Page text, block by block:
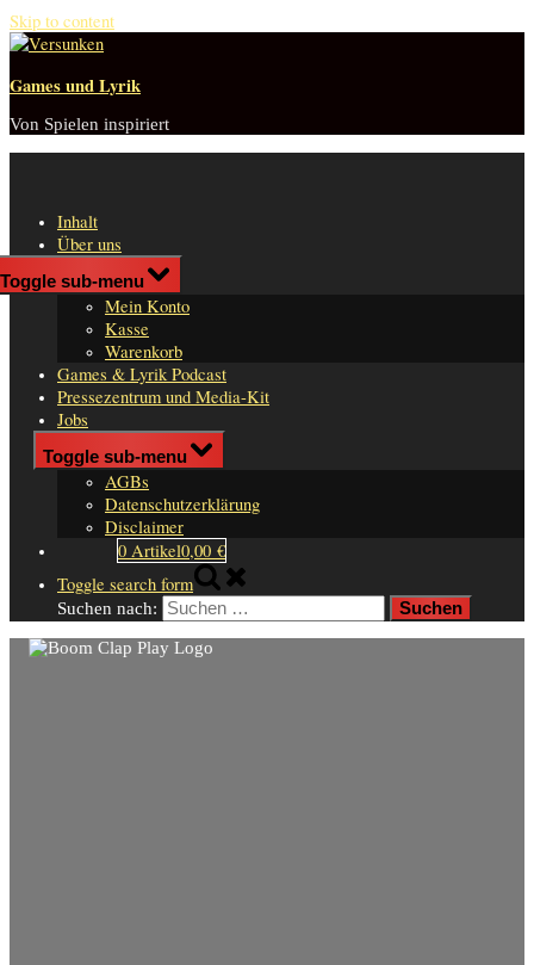
Skip to content
Games und Lyrik
Von Spielen inspiriert
Inhalt
Über uns
Shop
Toggle sub-menu
Mein Konto
Kasse
Warenkorb
Games & Lyrik Podcast
Pressezentrum und Media-Kit
Jobs
Impressum
Toggle sub-menu
AGBs
Datenschutzerklärung
Disclaimer
0 Artikel0,00 €
Toggle search form
Suchen nach: